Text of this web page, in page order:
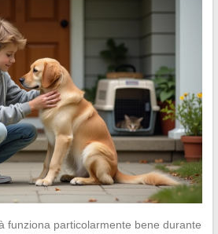
funziona particolarmente bene durante